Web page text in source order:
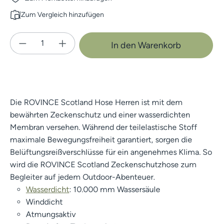
Zum Vergleich hinzufügen
Produkt Anzahl: Gib den gewünschten
In den Warenkorb
Die ROVINCE Scotland Hose Herren ist mit dem
bewährten Zeckenschutz und einer wasserdichten
Membran versehen. Während der teilelastische Stoff
maximale Bewegungsfreiheit garantiert, sorgen die
Belüftungsreißverschlüsse für ein angenehmes Klima. So
wird die ROVINCE Scotland Zeckenschutzhose zum
Begleiter auf jedem Outdoor-Abenteuer.
Wasserdicht: 10.000 mm Wassersäule
Winddicht
Atmungsaktiv